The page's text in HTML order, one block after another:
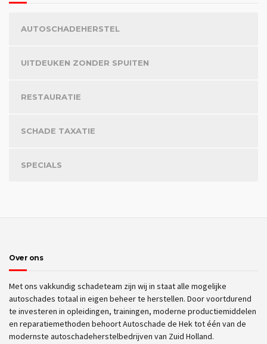
AUTOSCHADEHERSTEL
UITDEUKEN ZONDER SPUITEN
RESTAURATIE
SCHADE TAXATIE
SPECIALS
Over ons
Met ons vakkundig schadeteam zijn wij in staat alle mogelijke
autoschades totaal in eigen beheer te herstellen. Door voortdurend
te investeren in opleidingen, trainingen, moderne productiemiddelen
en reparatiemethoden behoort Autoschade de Hek tot één van de
modernste autoschadeherstelbedrijven van Zuid Holland.